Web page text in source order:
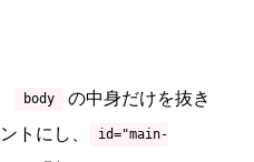
body
の中身だけを抜き
トにし、
id="main-